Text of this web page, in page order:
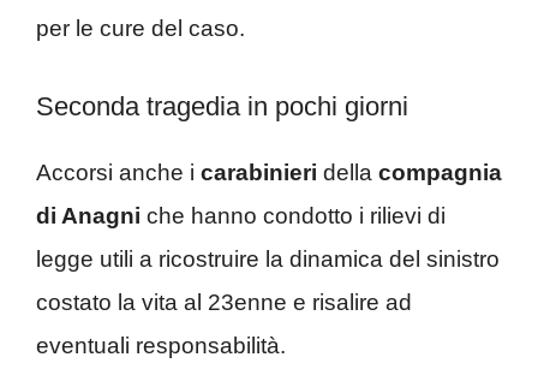
per le cure del caso.
Seconda tragedia in pochi giorni
Accorsi anche i carabinieri della compagnia
di Anagni che hanno condotto i rilievi di
legge utili a ricostruire la dinamica del sinistro
costato la vita al 23enne e risalire ad
eventuali responsabilità.